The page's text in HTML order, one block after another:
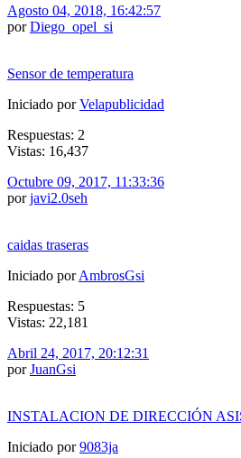
Agosto 04, 2018, 16:42:57
porDiego_opel_si
Sensor de temperatura
Iniciado porVelapublicidad
Respuestas: 2
Vistas: 16,437
Octubre 09, 2017, 11:33:36
porjavi2.0seh
caidas traseras
Iniciado porAmbrosGsi
Respuestas: 5
Vistas: 22,181
Abril 24, 2017, 20:12:31
porJuanGsi
INSTALACION DE DIRECCIÓN
Iniciado por9083ja